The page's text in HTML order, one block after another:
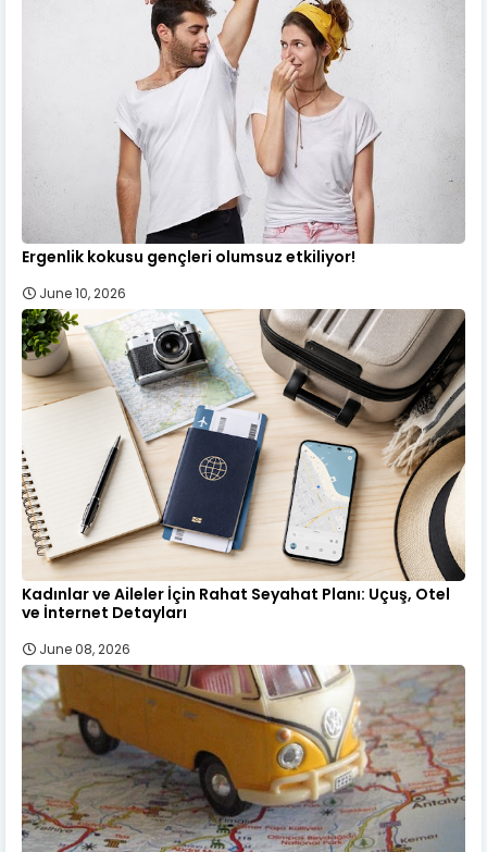
Ergenlik kokusu gençleri olumsuz etkiliyor!
June 10, 2026
Kadınlar ve Aileler İçin Rahat Seyahat Planı: Uçuş, Otel
ve İnternet Detayları
June 08, 2026